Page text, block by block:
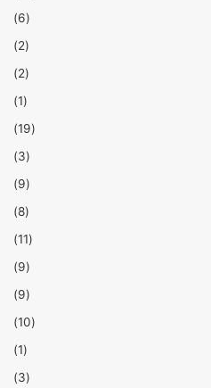
(6)
(2)
(2)
(1)
(19)
(3)
(9)
(8)
(11)
(9)
(9)
(10)
(1)
(3)